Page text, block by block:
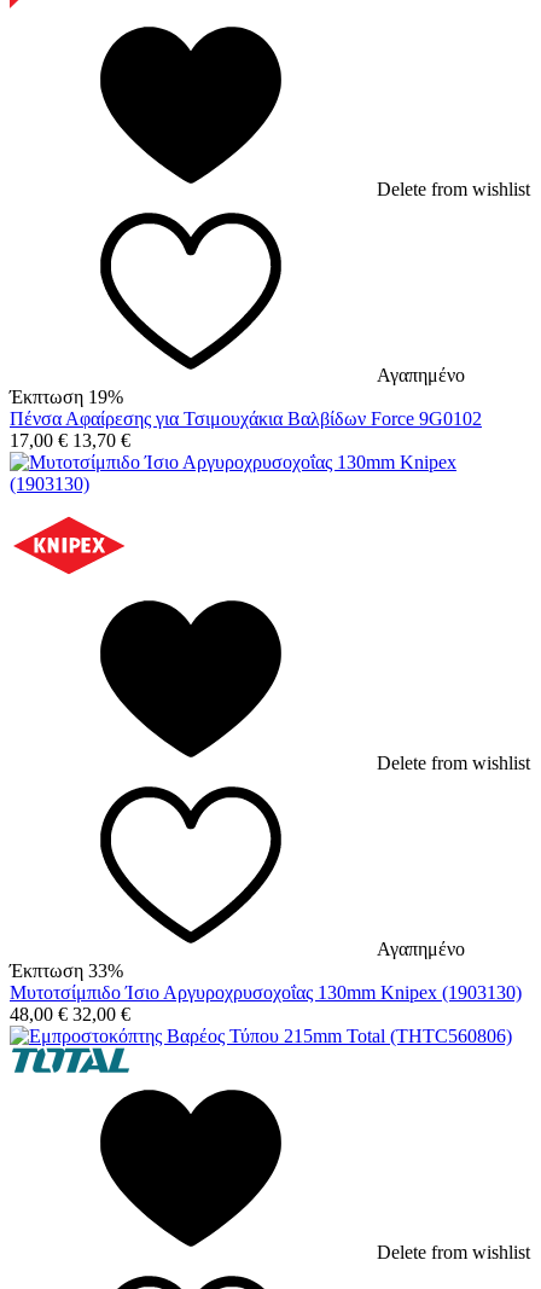
Delete from wishlist
Αγαπημένο
Έκπτωση 19%
Πένσα Αφαίρεσης για Τσιμουχάκια Βαλβίδων Force 9G0102
17,00 € 13,70 €
Delete from wishlist
Αγαπημένο
Έκπτωση 33%
Μυτοτσίμπιδο Ίσιο Αργυροχρυσοχοΐας 130mm Knipex (1903130)
48,00 € 32,00 €
Delete from wishlist